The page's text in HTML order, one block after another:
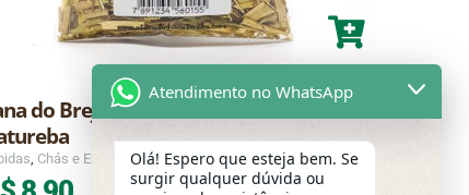
do Brejo (Costus spicatus) 30g –
Chás e Ervas
Atendimento no WhatsApp
Olá! Espero que esteja bem. Se
surgir qualquer dúvida ou